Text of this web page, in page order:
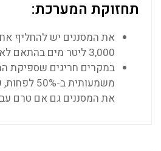
תחזוקת המערכת:
3,000 ליטר מים בהתאם לאיכות המים.
במקרים חריגים שספיקת
משמעותית
את המסננים גם אם טרם